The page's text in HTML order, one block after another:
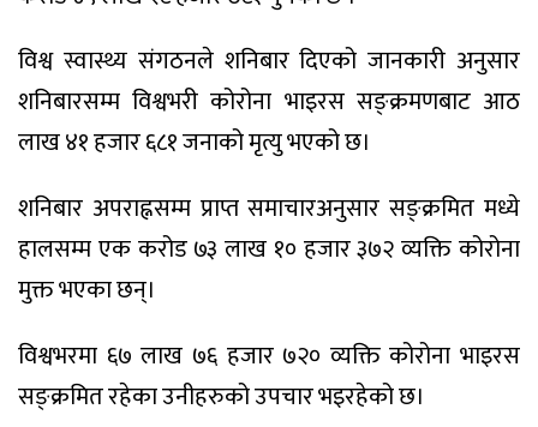
विश्व स्वास्थ्य संगठनले शनिबार दिएको जानकारी अनुसार
शनिबारसम्म विश्वभरी कोरोना भाइरस सङ्क्रमणबाट आठ
लाख ४१ हजार ६८१ जनाको मृत्यु भएको छ।
शनिबार अपराह्नसम्म प्राप्त समाचारअनुसार सङ्क्रमित मध्ये
हालसम्म एक करोड ७३ लाख १० हजार ३७२ व्यक्ति कोरोना
मुक्त भएका छन्।
विश्वभरमा ६७ लाख ७६ हजार ७२० व्यक्ति कोरोना भाइरस
सङ्क्रमित रहेका उनीहरुको उपचार भइरहेको छ।